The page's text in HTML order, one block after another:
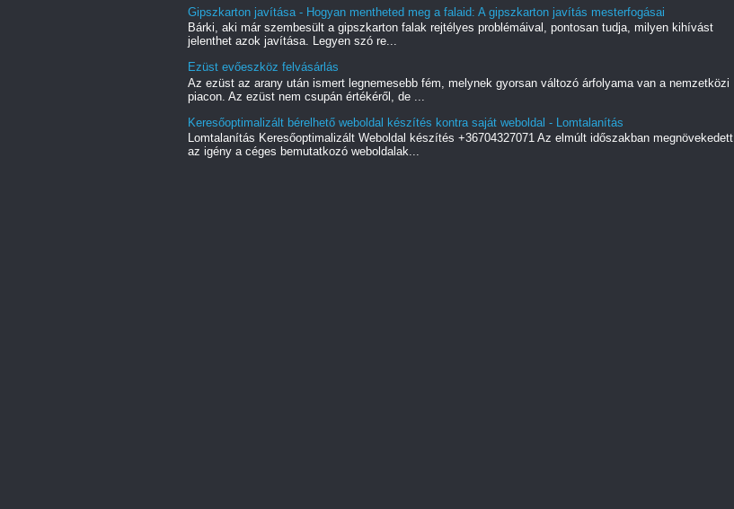
Gipszkarton javítása - Hogyan mentheted meg a falaid: A gipszkarton javítás mesterfogásai
Bárki, aki már szembesült a gipszkarton falak rejtélyes problémáival, pontosan tudja, milyen kihívást
jelenthet azok javítása. Legyen szó re...
Ezüst evőeszköz felvásárlás
Az ezüst az arany után ismert legnemesebb fém, melynek gyorsan változó árfolyama van a nemzetközi
piacon. Az ezüst nem csupán értékéről, de ...
Keresőoptimalizált bérelhető weboldal készítés kontra saját weboldal - Lomtalanítás
Lomtalanítás Keresőoptimalizált Weboldal készítés +36704327071 Az elmúlt időszakban megnövekedett
az igény a céges bemutatkozó weboldalak...